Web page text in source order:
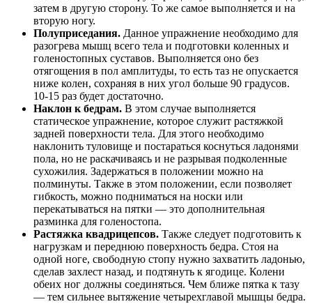
затем в другую сторону. То же самое выполняется и на
вторую ногу.
Полуприседания. Данное упражнение необходимо для
разогрева мышц всего тела и подготовки коленных и
голеностопных суставов. Выполняется оно без
отягощения в пол амплитуды, то есть таз не опускается
ниже колен, сохраняя в них угол больше 90 градусов.
10-15 раз будет достаточно.
Наклон к бедрам. В этом случае выполняется
статическое упражнение, которое служит растяжкой
задней поверхности тела. Для этого необходимо
наклонить туловище и постараться коснуться ладонями
пола, но не раскачиваясь и не разрывая подколенные
сухожилия. Задержаться в положении можно на
полминуты. Также в этом положении, если позволяет
гибкость, можно подниматься на носки или
перекатываться на пятки — это дополнительная
разминка для голеностопа.
Растяжка квадрицепсов. Также следует подготовить к
нагрузкам и переднюю поверхность бедра. Стоя на
одной ноге, свободную стопу нужно захватить ладонью,
сделав захлест назад, и подтянуть к ягодице. Колени
обеих ног должны соединяться. Чем ближе пятка к тазу
— тем сильнее вытяжение четырехглавой мышцы бедра.